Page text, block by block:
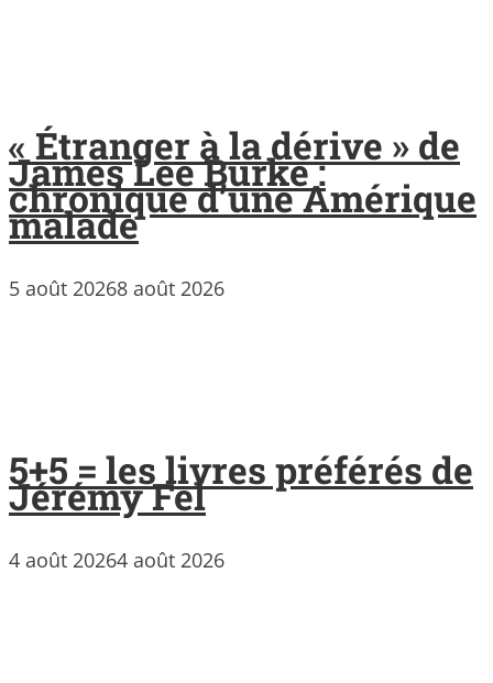
« Étranger à la dérive » de
James Lee Burke :
chronique d’une Amérique
malade
5 août 20268 août 2026
5+5 = les livres préférés de
Jérémy Fel
4 août 20264 août 2026